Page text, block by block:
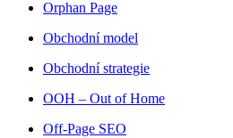
Orphan Page
Obchodní model
Obchodní strategie
OOH – Out of Home
Off-Page SEO